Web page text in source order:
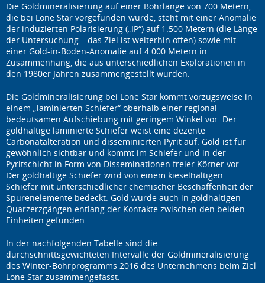
Die Goldmineralisierung auf einer Bohrlänge von 700 Metern,
die bei Lone Star vorgefunden wurde, steht mit einer Anomalie
der induzierten Polarisierung („IP“) auf 1.500 Metern (die Länge
der Untersuchung – das Ziel ist weiterhin offen) sowie mit
einer Gold-in-Boden-Anomalie auf 4.000 Metern in
Zusammenhang, die aus unterschiedlichen Explorationen in
den 1980er Jahren zusammengestellt wurden.
Die Goldmineralisierung bei Lone Star kommt vorzugsweise in
einem „laminierten Schiefer“ oberhalb einer regional
bedeutsamen Aufschiebung mit geringem Winkel vor. Der
goldhaltige laminierte Schiefer weist eine dezente
Carbonatalteration und disseminierten Pyrit auf. Gold ist für
gewöhnlich sichtbar und kommt im Schiefer und in der
Pyritschicht in Form von Disseminationen freier Körner vor.
Der goldhaltige Schiefer wird von einem kieselhaltigen
Schiefer mit unterschiedlicher chemischer Beschaffenheit der
Spurenelemente bedeckt. Gold wurde auch in goldhaltigen
Quarzerzgängen entlang der Kontakte zwischen den beiden
Einheiten gefunden.
In der nachfolgenden Tabelle sind die
durchschnittsgewichteten Intervalle der Goldmineralisierung
des Winter-Bohrprogramms 2016 des Unternehmens beim Ziel
Lone Star zusammengefasst.